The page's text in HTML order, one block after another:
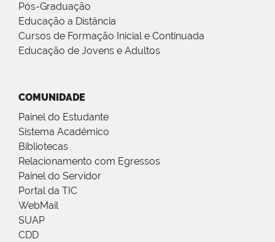
Pós-Graduação
Educação a Distância
Cursos de Formação Inicial e Continuada
Educação de Jovens e Adultos
COMUNIDADE
Painel do Estudante
Sistema Acadêmico
Bibliotecas
Relacionamento com Egressos
Painel do Servidor
Portal da TIC
WebMail
SUAP
CDD